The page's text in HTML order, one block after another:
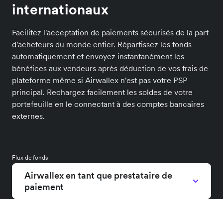
internationaux
Facilitez l'acceptation de paiements sécurisés de la part
d'acheteurs du monde entier. Répartissez les fonds
automatiquement et envoyez instantanément les
bénéfices aux vendeurs après déduction de vos frais de
plateforme même si Airwallex n'est pas votre PSP
principal. Rechargez facilement les soldes de votre
portefeuille en le connectant à des comptes bancaires
externes.
Flux de fonds
Airwallex en tant que prestataire de
paiement